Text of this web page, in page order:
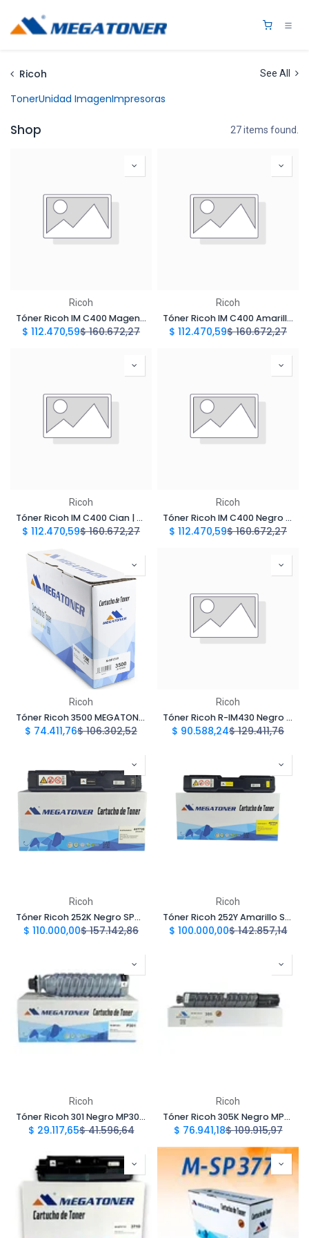
Ricoh See All
TonerUnidad ImagenImpresoras
Shop 27 items found.
Ricoh
Tóner Ricoh IM C400 Magenta | Megatoner
$ 112.470,59$160.672,27
Ricoh
Tóner Ricoh IM C400 Amarillo | Megatoner
$ 112.470,59$160.672,27
Ricoh
Tóner Ricoh IM C400 Cian | Megatoner
$ 112.470,59$160.672,27
Ricoh
Tóner Ricoh IM C400 Negro | Megatoner
$ 112.470,59$160.672,27
Ricoh
Tóner Ricoh 3500 MEGATONER Genérico Negro SP3500 Compatible con Ricoh SP3500 SP3510
$ 74.411,76$106.302,52
Ricoh
Tóner Ricoh R-IM430 Negro Compatible con Ricoh Aficio P501, P501M, IP 500SF y Savin IM430F / P502 | Megatoner
$ 90.588,24$129.411,76
Ricoh
Tóner Ricoh 252K Negro SPC252H-K Compatible con Ricoh Aficio SP C252, SP C262 | Megatoner
$ 110.000,00$157.142,86
Ricoh
Tóner Ricoh 252Y Amarillo SPC252H-Y Compatible con Ricoh Aficio SP C252, SP C262 | Megatoner
$ 100.000,00$142.857,14
Ricoh
Tóner Ricoh 301 Negro MP301 Compatible con Ricoh Aficio MP301S | Megatoner
$ 29.117,65$41.596,64
Ricoh
Tóner Ricoh 305K Negro MPC305 Compatible con Ricoh Aficio MPC305SP | Megatoner
$ 76.941,18$109.915,97